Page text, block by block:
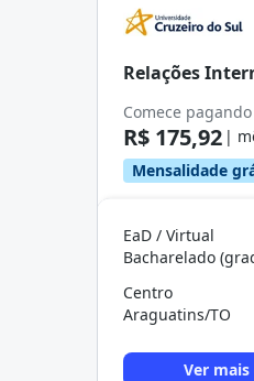
Relações
Comece pagando
R$ 175,92 |
Mensalidade
EaD / Virtual
Bacharelado
Centro
Araguatins/TO
Ver